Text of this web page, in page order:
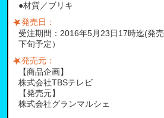
●材質／ブリキ
発売日：
受注期間：2016年5月23日17時迄(発
下旬予定）
発売元：
【商品企画】
株式会社TBSテレビ
【発売元】
株式会社グランマルシェ